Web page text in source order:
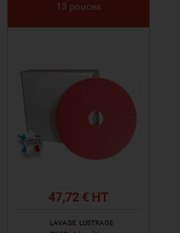
13 pouces
47,72 € HT
LAVAGE, LUSTRAGE